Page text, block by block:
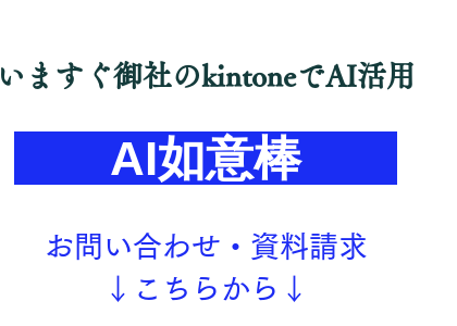
いますぐ御社のkintoneでAI活用
AI如意棒
​お問い合わせ・資料請求
​↓ こちらから↓